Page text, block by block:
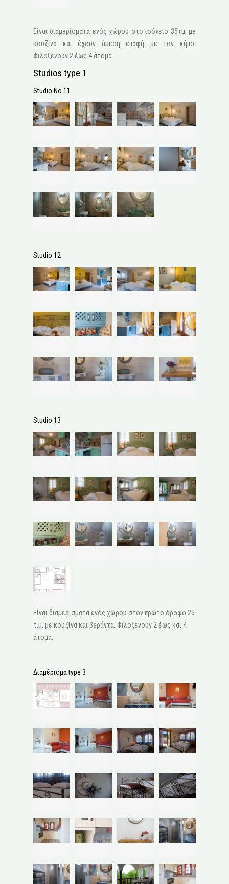
Είναι διαμερίσματα ενός χώρου στο ισόγειο 35τμ, με
κουζίνα και έχουν άμεση επαφή με τον κήπο.
Φιλοξενούν 2 έως 4 άτομα.
Studios type 1
Studio No 11
Studio 12
Studio 13
Είναι διαμερίσματα ενός χώρου στον πρώτο όροφο 25
τ.μ. με κουζίνα και βεράντα. Φιλοξενούν 2 έως και 4
άτομα.
Διαμέρισμα type 3